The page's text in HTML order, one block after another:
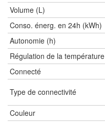
Volume (L)
Conso. énerg. en 24h (kWh)
Autonomie (h)
Régulation de la température
Connecté
Type de connectivité
Couleur